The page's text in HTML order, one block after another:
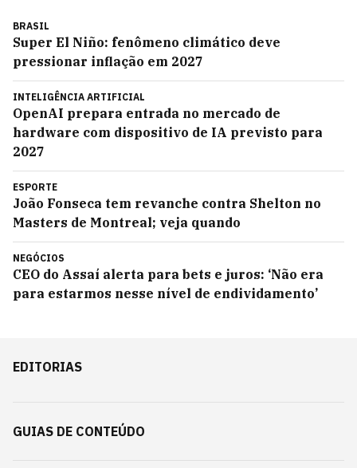
BRASIL
Super El Niño: fenômeno climático deve
pressionar inflação em 2027
INTELIGÊNCIA ARTIFICIAL
OpenAI prepara entrada no mercado de
hardware com dispositivo de IA previsto para
2027
ESPORTE
João Fonseca tem revanche contra Shelton no
Masters de Montreal; veja quando
NEGÓCIOS
CEO do Assaí alerta para bets e juros: ‘Não era
para estarmos nesse nível de endividamento’
EDITORIAS
GUIAS DE CONTEÚDO